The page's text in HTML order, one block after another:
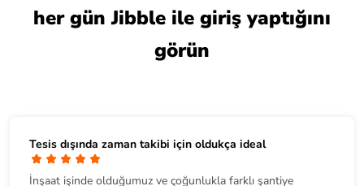
her gün Jibble ile giriş yaptığını
görün
Tesis dışında zaman takibi için oldukça ideal
İnşaat işinde olduğumuz ve çoğunlukla farklı şantiye